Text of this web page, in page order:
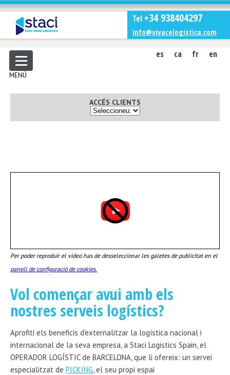
MENÚ
Tel +34 938404297
info@vivacelogistica.com
es ca fr en
ACCÉS CLIENTS
Per poder reproduir el vídeo has de desseleccionar les galetes de publicitat en el
panell de configuració de cookies.
Vol començar avui amb els
nostres serveis logístics?
Aprofiti els beneficis d'externalitzar la logística nacional i
internacional de la seva empresa, a Staci Logistics Spain, el
OPERADOR LOGÍSTIC de BARCELONA, que li ofereix: un servei
especialitzat de PICKING, el seu propi espai